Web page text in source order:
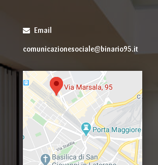
Email
comunicazionesociale@binario95.it